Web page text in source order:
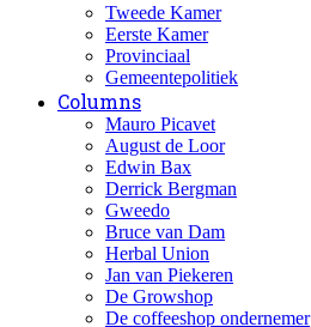
Tweede Kamer
Eerste Kamer
Provinciaal
Gemeentepolitiek
Columns
Mauro Picavet
August de Loor
Edwin Bax
Derrick Bergman
Gweedo
Bruce van Dam
Herbal Union
Jan van Piekeren
De Growshop
De coffeeshop ondernemer